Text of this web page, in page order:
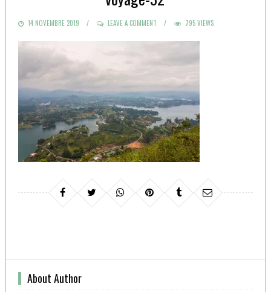
POSTED
14 NOVEMBRE 2019 LEAVE A COMMENT 795 VIEWS
About Author